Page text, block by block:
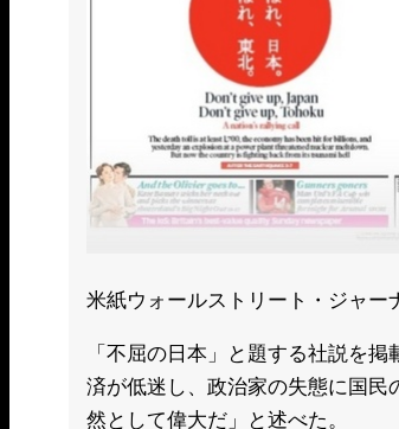
米紙ウォールストリート・ジャー
「不屈の日本」と題する社説を
済が低迷し、政治家の失態に国
然として偉大だ」と述べた。